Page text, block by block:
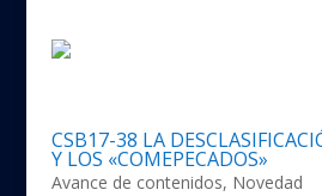
CSB17-38 LA
Y LOS «COMEPECADOS»
Avance de contenidos, Novedad